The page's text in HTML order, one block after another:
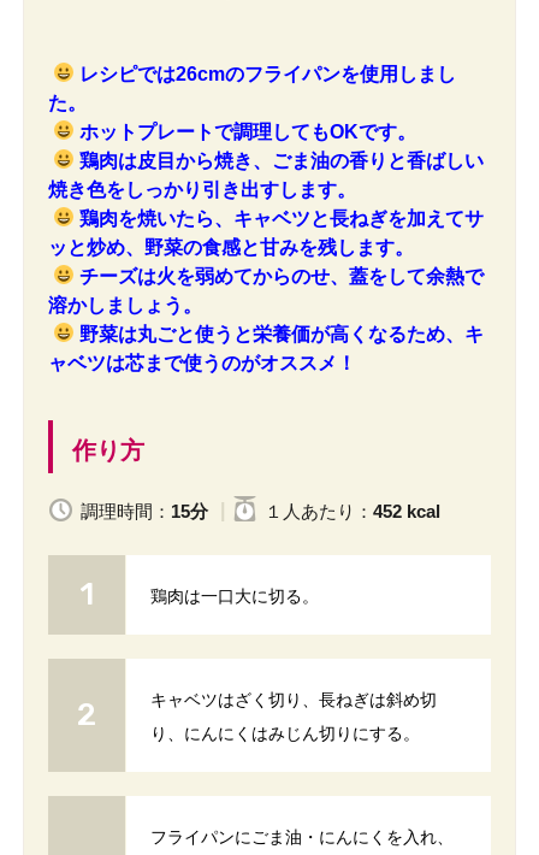
レシピでは26cmのフライパンを使用しまし
た。
ホットプレートで調理してもOKです。
鶏肉は皮目から焼き、ごま油の香りと香ばしい
焼き色をしっかり引き出すします。
鶏肉を焼いたら、キャベツと長ねぎを加えてサ
ッと炒め、野菜の食感と甘みを残します。
チーズは火を弱めてからのせ、蓋をして余熱で
溶かしましょう。
野菜は丸ごと使うと栄養価が高くなるため、キ
ャベツは芯まで使うのがオススメ！
作り方
調理時間： 15分 １人 あたり ： 452 kcal
鶏肉は一口大に切る。
キャベツはざく切り、長ねぎは斜め切
り、にんにくはみじん切りにする。
フライパンにごま油・にんにくを入れ、